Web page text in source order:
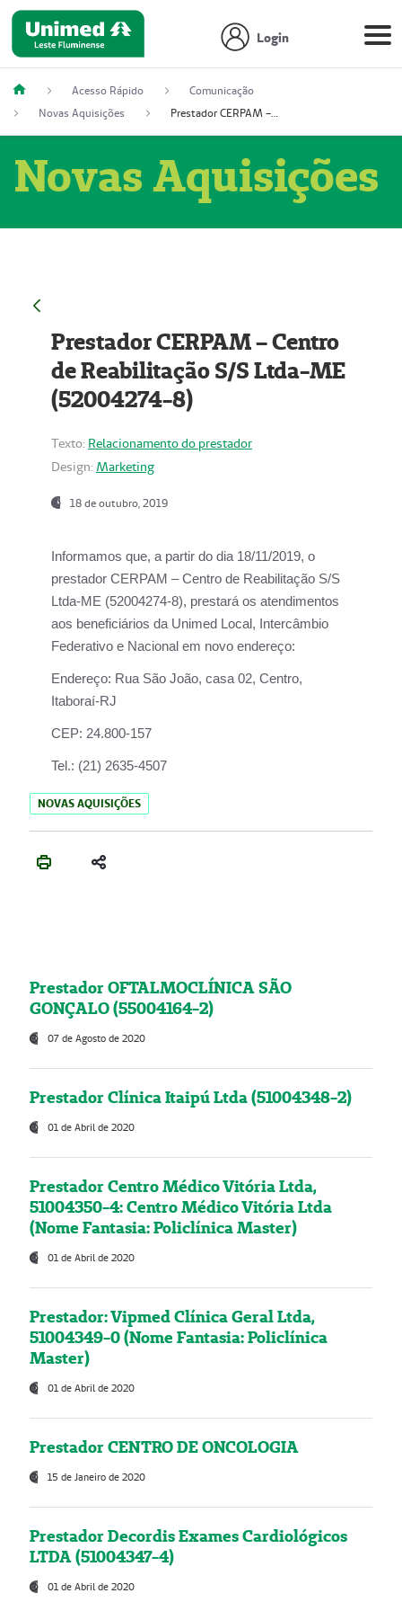
Login
Acesso Rápido
Comunicação
Novas Aquisições
Prestador CERPAM – Centro de Reabilitação S/S Ltda-ME (52004274-8)
Novas Aquisições
Prestador CERPAM – Centro
de Reabilitação S/S Ltda-ME
(52004274-8)
Texto: Relacionamento do prestador
Design: Marketing
18 de outubro, 2019
Informamos que, a partir do dia 18/11/2019, o
prestador CERPAM – Centro de Reabilitação S/S
Ltda-ME (52004274-8), prestará os atendimentos
aos beneficiários da Unimed Local, Intercâmbio
Federativo e Nacional em novo endereço:
Endereço: Rua São João, casa 02, Centro,
Itaboraí-RJ
CEP: 24.800-157
Tel.: (21) 2635-4507
NOVAS AQUISIÇÕES
Prestador OFTALMOCLÍNICA SÃO
GONÇALO (55004164-2)
07 de Agosto de 2020
Prestador Clínica Itaipú Ltda (51004348-2)
01 de Abril de 2020
Prestador Centro Médico Vitória Ltda,
51004350-4: Centro Médico Vitória Ltda
(Nome Fantasia: Policlínica Master)
01 de Abril de 2020
Prestador: Vipmed Clínica Geral Ltda,
51004349-0 (Nome Fantasia: Policlínica
Master)
01 de Abril de 2020
Prestador CENTRO DE ONCOLOGIA
15 de Janeiro de 2020
Prestador Decordis Exames Cardiológicos
LTDA (51004347-4)
01 de Abril de 2020